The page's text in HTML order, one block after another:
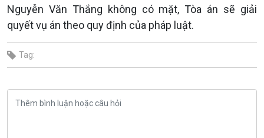
Nguyễn Văn Thắng không có mặt, Tòa án sẽ giải
quyết vụ án theo quy định của pháp luật.
Tag: